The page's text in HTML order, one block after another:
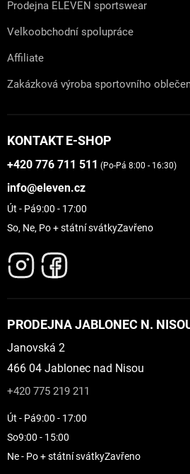
Prodejna ELEVEN sportswear
Velkoobchodní spolupráce
Affiliate
Zakázková výroba sportovního
KONTAKT E-SHOP
+420 776 711 511 (Po-Pá 8:00 - 16:30)
info@eleven.cz
Út - Pá9:00 - 17:00
So, Ne, Po + státní svátkyZavřeno
PRODEJNA JABLONEC N.
Janovská 2
466 04 Jablonec nad Nisou
+420 775 219 211
Út - Pá9:00 - 17:00
So9:00 - 15:00
Ne - Po + státní svátkyZavřeno